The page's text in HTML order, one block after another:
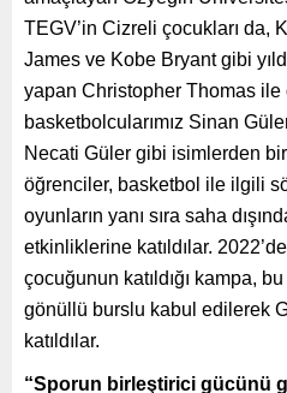
TEGV’in Cizreli çocukları da,
James ve Kobe Bryant gibi
yapan Christopher Thomas ile
basketbolcularımız Sinan
Necati Güler gibi isimlerden
öğrenciler, basketbol ile ilgili
oyunların yanı sıra saha
etkinliklerine katıldılar.
çocuğunun katıldığı kampa,
gönüllü burslu kabul edilerek
katıldılar.
“Sporun birleştirici gücünü